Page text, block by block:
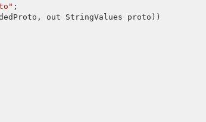
;
out StringValues proto ) )